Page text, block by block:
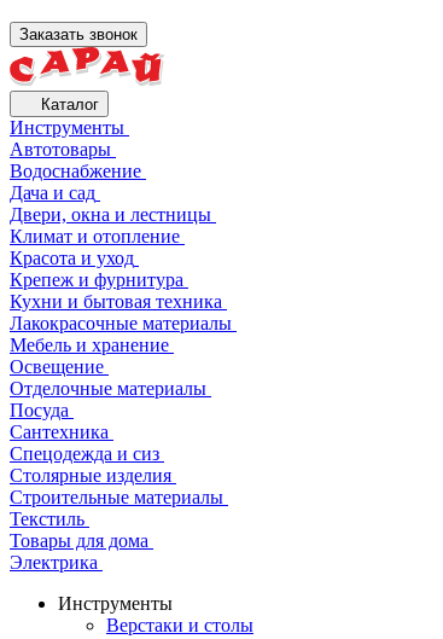
Заказать звонок
Каталог
Инструменты
Автотовары
Водоснабжение
Дача и сад
Двери, окна и лестницы
Климат и отопление
Красота и уход
Крепеж и фурнитура
Кухни и бытовая техника
Лакокрасочные материалы
Мебель и хранение
Освещение
Отделочные материалы
Посуда
Сантехника
Спецодежда и сиз
Столярные изделия
Строительные материалы
Текстиль
Товары для дома
Электрика
Инструменты
Верстаки и столы